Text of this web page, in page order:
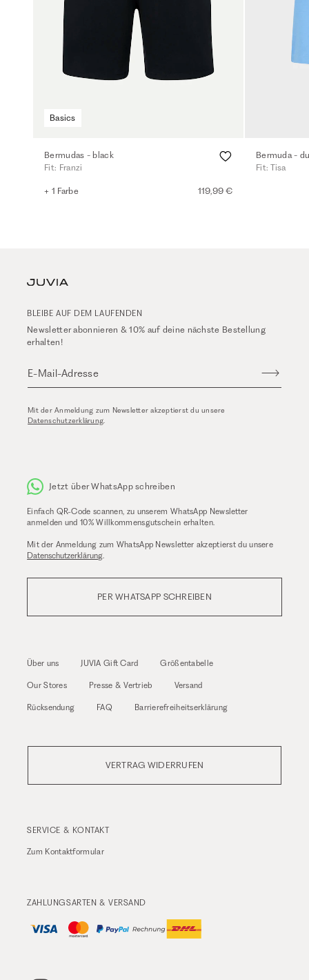
Basics
Bermudas - black
Fit: Franzi
+ 1 Farbe 119,99 €
Bermuda -
Fit: Tisa
BLEIBE AUF DEM LAUFENDEN
Newsletter abonnieren & 10% auf deine nächste Bestellung
erhalten!
E-Mail-Adresse
Mit der Anmeldung zum Newsletter akzeptierst du unsere
Datenschutzerklärung.
Jetzt über WhatsApp schreiben
Einfach QR-Code scannen, zu unserem WhatsApp Newsletter
anmelden und 10% Willkommensgutschein erhalten.
Mit der Anmeldung zum WhatsApp Newsletter akzeptierst du unsere
Datenschutzerklärung.
PER WHATSAPP SCHREIBEN
Über uns JUVIA Gift Card Größentabelle
Our Stores Presse & Vertrieb Versand
Rücksendung FAQ Barrierefreiheitserklärung
VERTRAG WIDERRUFEN
SERVICE & KONTAKT
Zum Kontaktformular
ZAHLUNGSARTEN & VERSAND